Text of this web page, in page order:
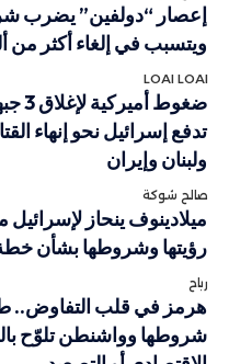
إعصار “دولفين” يضرب
ويتسبب في إلغاء أكثر من
LOAI LOAI
ضغوط
تدفع إسرائيل نحو إنهاء
ولبنان وإيران
صالح شوكة
ميلادينوف ينحاز لإسرائيل
رؤيتها وشروطها بشأن
رباح
هرمز في قلب التفاوض..
شروطها وواشنطن تلوّح